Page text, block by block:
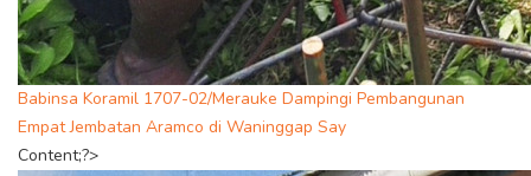
Babinsa Koramil 1707-02/Merauke Dampingi Pembangunan
Empat Jembatan Aramco di Waninggap Say
Content;?>